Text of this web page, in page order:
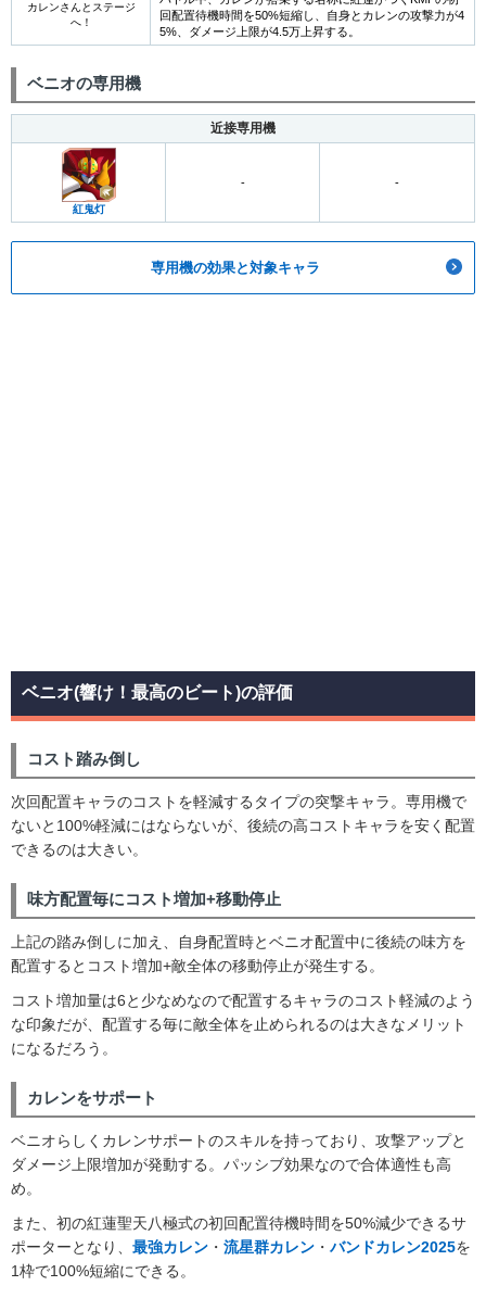
カレンさんとステージ
へ！
回配置待機時間を50%短縮し、自身とカレンの攻撃力が4
5%、ダメージ上限が4.5万上昇する。
ベニオの専用機
近接専用機
紅鬼灯
- -
専用機の効果と対象キャラ
ベニオ(響け！最高のビート)の評価
コスト踏み倒し
次回配置キャラのコストを軽減するタイプの突撃キャラ。専用機で
ないと100%軽減にはならないが、後続の高コストキャラを安く配置
できるのは大きい。
味方配置毎にコスト増加+移動停止
上記の踏み倒しに加え、自身配置時とベニオ配置中に後続の味方を
配置するとコスト増加+敵全体の移動停止が発生する。
コスト増加量は6と少なめなので配置するキャラのコスト軽減のよう
な印象だが、配置する毎に敵全体を止められるのは大きなメリット
になるだろう。
カレンをサポート
ベニオらしくカレンサポートのスキルを持っており、攻撃アップと
ダメージ上限増加が発動する。パッシブ効果なので合体適性も高
め。
また、初の紅蓮聖天八極式の初回配置待機時間を50%減少できるサ
ポーターとなり、 最強カレン ・ 流星群カレン ・ バンドカレン2025を
1枠で100%短縮にできる。